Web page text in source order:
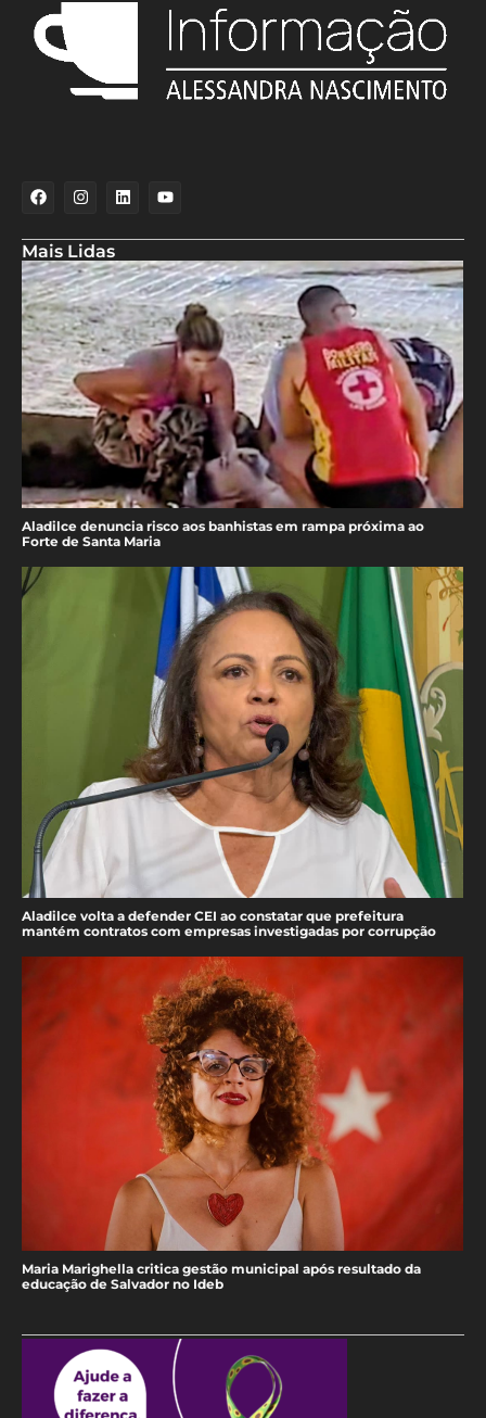
Mais Lidas
Aladilce denuncia risco aos banhistas em rampa próxima ao
Forte de Santa Maria
Aladilce volta a defender CEI ao constatar que prefeitura
mantém contratos com empresas investigadas por corrupção
Maria Marighella critica gestão municipal após resultado da
educação de Salvador no Ideb